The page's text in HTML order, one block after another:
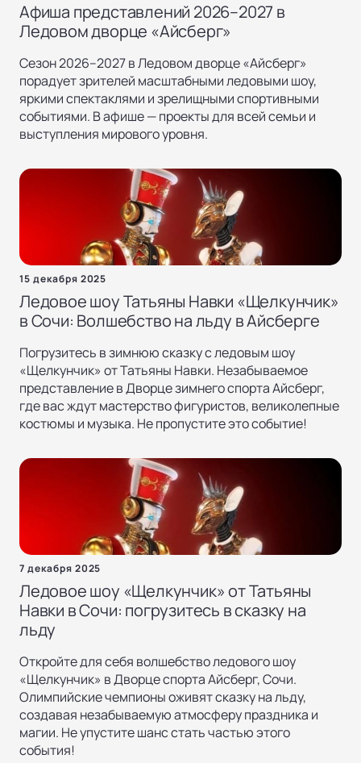
Афиша представлений 2026–2027 в
Ледовом дворце «Айсберг»
Сезон 2026–2027 в Ледовом дворце «Айсберг»
порадует зрителей масштабными ледовыми шоу,
яркими спектаклями и зрелищными спортивными
событиями. В афише — проекты для всей семьи и
выступления мирового уровня.
15 декабря 2025
Ледовое шоу Татьяны Навки «Щелкунчик»
в Сочи: Волшебство на льду в Айсберге
Погрузитесь в зимнюю сказку с ледовым шоу
«Щелкунчик» от Татьяны Навки. Незабываемое
представление в Дворце зимнего спорта Айсберг,
где вас ждут мастерство фигуристов, великолепные
костюмы и музыка. Не пропустите это событие!
7 декабря 2025
Ледовое шоу «Щелкунчик» от Татьяны
Навки в Сочи: погрузитесь в сказку на
льду
Откройте для себя волшебство ледового шоу
«Щелкунчик» в Дворце спорта Айсберг, Сочи.
Олимпийские чемпионы оживят сказку на льду,
создавая незабываемую атмосферу праздника и
магии. Не упустите шанс стать частью этого
события!